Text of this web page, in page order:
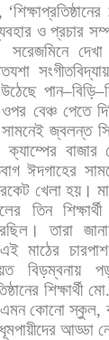
‘শিক্ষাপ্রতিষ্ঠানের
ও প্রচার
সরেজমিনে দেখা
উঠেছে পান–বিড়ি–
ওপর বেঞ্চ পেতে
সামনেই জ্বলন্ত
ক্যাম্পের বাজার
ঈদগাহের
খেলা হয়।
তিন শিক্ষার্থী
তারা
এই মাঠের
বিড়ম্বনায়
শিক্ষার্থী মো.
এমন কোনো স্কুল,
ধূমপায়ীদের আড্ডা